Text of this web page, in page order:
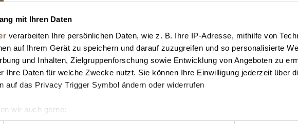
mit Ihren Daten
verarbeiten Ihre persönlichen Daten, wie z. B. Ihre IP-Adresse, mithilfe von
auf Ihrem Gerät zu speichern und darauf zuzugreifen und so personalisierte
und Inhalten, Zielgruppenforschung sowie Entwicklung von Angeboten zu
Ihre Daten für welche Zwecke nutzt. Sie können Ihre Einwilligung jederzeit über
auf das Privacy Trigger Symbol ändern oder widerrufen
wir auch gerne: